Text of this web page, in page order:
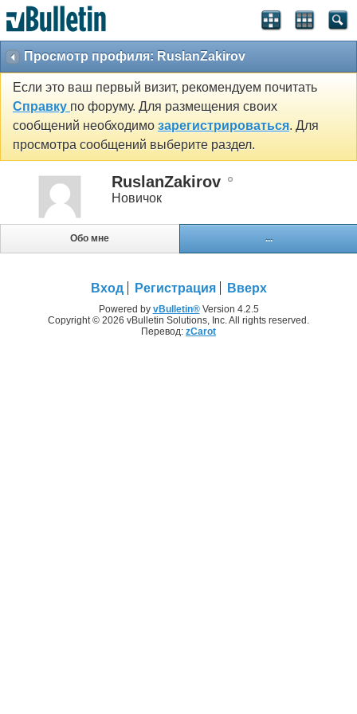
Просмотр профиля: RuslanZakirov
Если это ваш первый визит, рекомендуем почитать
Справку по форуму. Для размещения своих
сообщений необходимо зарегистрироваться. Для
просмотра сообщений выберите раздел.
RuslanZakirov
Новичок
Обо мне ...
Вход Регистрация Вверх
Powered by vBulletin®Version 4.2.5
Copyright © 2026 vBulletin Solutions, Inc. All rights reserved.
Перевод: zCarot